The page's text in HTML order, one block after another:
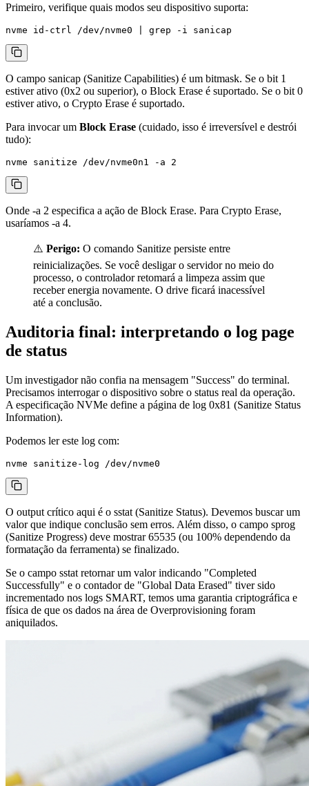
Primeiro, verifique quais modos seu dispositivo suporta:
O campo sanicap (Sanitize Capabilities) é um bitmask. Se o bit 1
estiver ativo (0x2 ou superior), o Block Erase é suportado. Se o bit 0
estiver ativo, o Crypto Erase é suportado.
Para invocar um Block Erase (cuidado, isso é irreversível e destrói
tudo):
Onde -a 2 especifica a ação de Block Erase. Para Crypto Erase,
usaríamos -a 4.
⚠️ Perigo: O comando Sanitize persiste entre
reinicializações. Se você desligar o servidor no meio do
processo, o controlador retomará a limpeza assim que
receber energia novamente. O drive ficará inacessível
até a conclusão.
Auditoria final: interpretando o log page
de status
Um investigador não confia na mensagem "Success" do terminal.
Precisamos interrogar o dispositivo sobre o status real da operação.
A especificação NVMe define a página de log 0x81 (Sanitize Status
Information).
Podemos ler este log com:
O output crítico aqui é o sstat (Sanitize Status). Devemos buscar um
valor que indique conclusão sem erros. Além disso, o campo sprog
(Sanitize Progress) deve mostrar65535 (ou 100% dependendo da
formatação da ferramenta) se finalizado.
Se o campo sstat retornar um valor indicando "Completed
Successfully" e o contador de "Global Data Erased" tiver sido
incrementado nos logs SMART, temos uma garantia criptográfica e
física de que os dados na área de Overprovisioning foram
aniquilados.